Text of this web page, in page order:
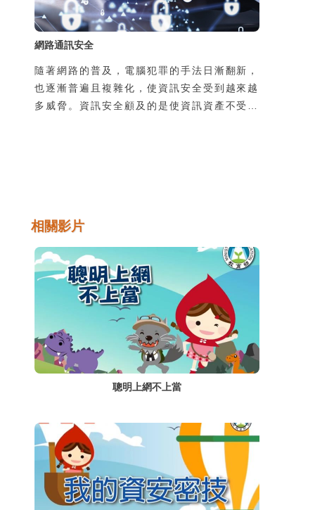
簡訊功能被盜用，所
網路通訊安全
隨著網路的普及，電腦犯罪的手法日漸翻新，
也逐漸普遍且複雜化，使資訊安全受到越來越
多威脅。資訊安全顧及的是使資訊資產不受到
相關影片
聰明上網不上當